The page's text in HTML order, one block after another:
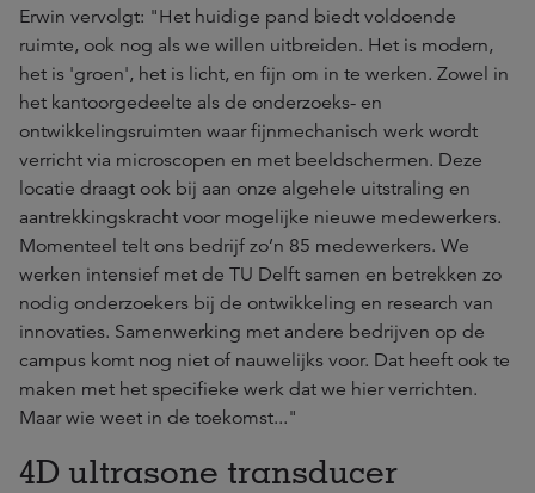
Erwin vervolgt: "Het huidige pand biedt voldoende
ruimte, ook nog als we willen uitbreiden. Het is modern,
het is 'groen', het is licht, en fijn om in te werken. Zowel in
het kantoorgedeelte als de onderzoeks- en
ontwikkelingsruimten waar fijnmechanisch werk wordt
verricht via microscopen en met beeldschermen. Deze
locatie draagt ook bij aan onze algehele uitstraling en
aantrekkingskracht voor mogelijke nieuwe medewerkers.
Momenteel telt ons bedrijf zo’n 85 medewerkers. We
werken intensief met de TU Delft samen en betrekken zo
nodig onderzoekers bij de ontwikkeling en research van
innovaties. Samenwerking met andere bedrijven op de
campus komt nog niet of nauwelijks voor. Dat heeft ook te
maken met het specifieke werk dat we hier verrichten.
Maar wie weet in de toekomst..."
4D ultrasone transducer